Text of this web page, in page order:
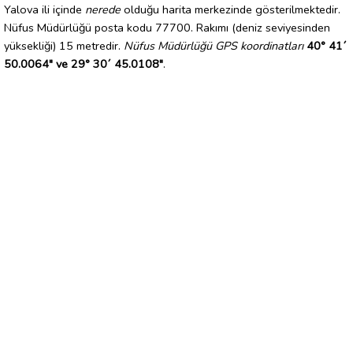
Yalova ili içinde nerede olduğu harita merkezinde gösterilmektedir.
Nüfus Müdürlüğü posta kodu 77700. Rakımı (deniz seviyesinden
yüksekliği) 15 metredir. Nüfus Müdürlüğü GPS koordinatları 40° 41´
50.0064" ve 29° 30´ 45.0108".